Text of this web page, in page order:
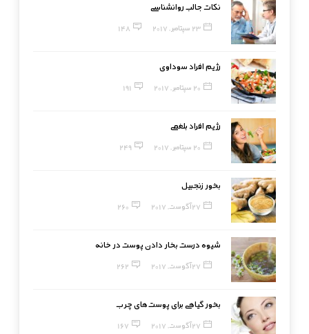
نکات جالب روانشناسی
23 سپتامبر, 2017 148
رژیم افراد سوداوی
20 سپتامبر, 2017 191
رژیم افراد بلغمی
20 سپتامبر, 2017 249
بخور زنجبیل
27 آگوست, 2017 260
شیوه درست بخار دادن پوست در خانه
27 آگوست, 2017 262
بخور گیاهی برای پوست‌های چرب
27 آگوست, 2017 167